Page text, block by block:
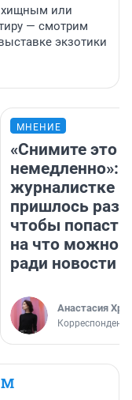
хищным или
— смотрим
экзотики
МНЕНИЕ
«Снимите это
немедленно»:
журналистке
пришлось
чтобы попасть
на что можно
ради новости
Анастасия
Корреспондент